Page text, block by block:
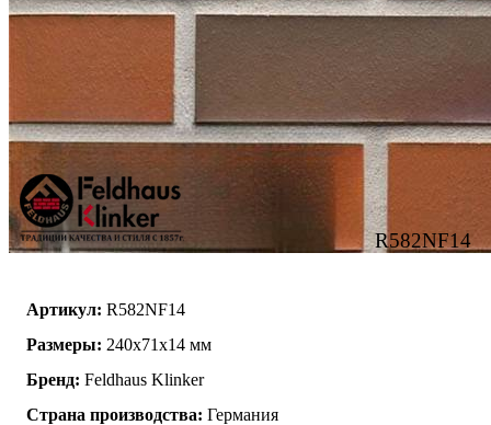
R582NF14
Артикул: R582NF14
Размеры: 240x71x14 мм
Бренд: Feldhaus Klinker
Страна производства: Германия